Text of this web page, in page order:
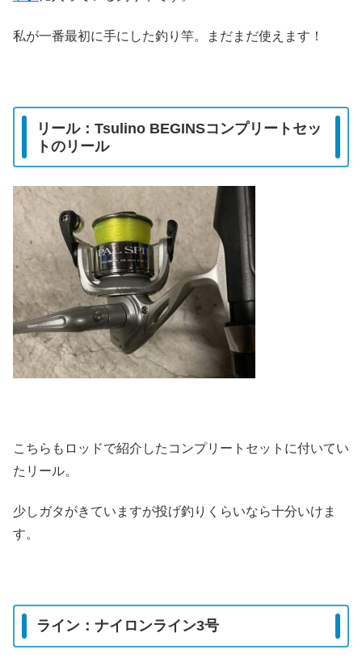
私が一番最初に手にした釣り竿。まだまだ使えます！
リール：Tsulino BEGINSコンプリートセッ
トのリール
こちらもロッドで紹介したコンプリートセットに付いてい
たリール。
少しガタがきていますが投げ釣りくらいなら十分いけま
す。
ライン：ナイロンライン3号